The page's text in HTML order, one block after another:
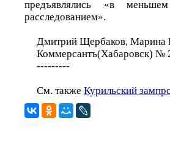
предъявлялись «в
расследованием».
Дмитрий Щербаков, Марина
Коммерсантъ(Хабаровск) №
---------
См. также Курильский